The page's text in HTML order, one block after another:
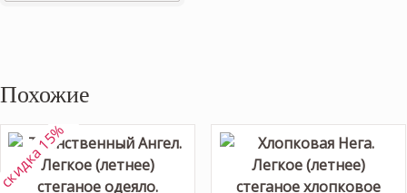
Похожие
15%